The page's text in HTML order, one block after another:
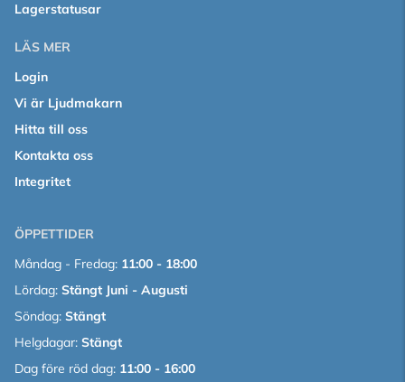
Lagerstatusar
LÄS MER
Login
Vi är Ljudmakarn
Hitta till oss
Kontakta oss
Integritet
ÖPPETTIDER
Måndag - Fredag: 11:00 - 18:00
Lördag: Stängt Juni - Augusti
Söndag: Stängt
Helgdagar: Stängt
Dag före röd dag: 11:00 - 16:00